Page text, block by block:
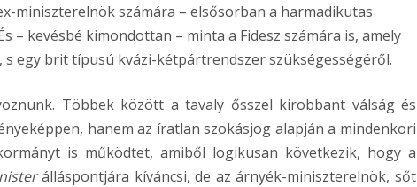
miniszterelnök számára – elsősorban a harmadikutas
– kevésbé kimondottan – minta a Fidesz számára is, amely
egy brit típusú kvázi-kétpártrendszer szükségességéről.
Többek között a tavaly ősszel kirobbant válság és
hanem az íratlan szokásjog alapján a mindenkori
is működtet, amiből logikusan következik, hogy a
álláspontjára kíváncsi, de az árnyék-miniszterelnök, sőt